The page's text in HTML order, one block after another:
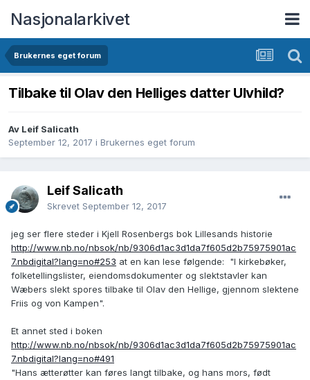
Nasjonalarkivet
Brukernes eget forum
Tilbake til Olav den Helliges datter Ulvhild?
Av Leif Salicath
September 12, 2017 i Brukernes eget forum
Leif Salicath
Skrevet September 12, 2017
jeg ser flere steder i Kjell Rosenbergs bok Lillesands historie
http://www.nb.no/nbsok/nb/9306d1ac3d1da7f605d2b75975901ac
7.nbdigital?lang=no#253 at en kan lese følgende: "I kirkebøker,
folketellingslister, eiendomsdokumenter og slektstavler kan
Wæbers slekt spores tilbake til Olav den Hellige, gjennom slektene
Friis og von Kampen".
Et annet sted i boken
http://www.nb.no/nbsok/nb/9306d1ac3d1da7f605d2b75975901ac
7.nbdigital?lang=no#491
"Hans ætterøtter kan føres langt tilbake, og hans mors, født